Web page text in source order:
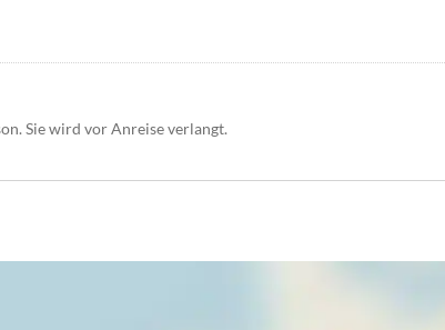
Sie wird vor Anreise verlangt.